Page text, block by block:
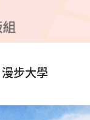
漫步大學